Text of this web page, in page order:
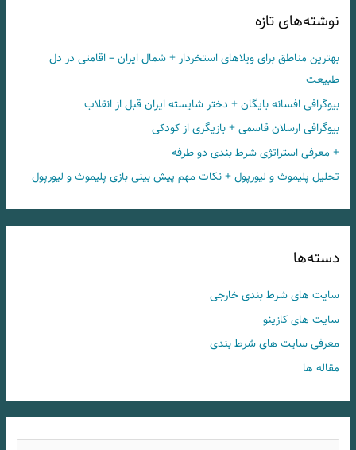
نوشته‌های تازه
بهترین مناطق برای ویلاهای استخردار + شمال ایران – اقامتی در دل
طبیعت
بیوگرافی افسانه بایگان + دختر شایسته ایران قبل از انقلاب
بیوگرافی ارسلان قاسمی + بازیگری از کودکی
+ معرفی استراتژی شرط بندی دو طرفه
تحلیل پلیموث و لیورپول + نکات مهم پیش بینی بازی پلیموث و لیورپول
دسته‌ها
سایت های شرط بندی خارجی
سایت های کازینو
معرفی سایت های شرط بندی
مقاله ها